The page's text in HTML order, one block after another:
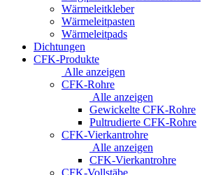
Wärmeleitkleber
Wärmeleitpasten
Wärmeleitpads
Dichtungen
CFK-Produkte
Alle anzeigen
CFK-Rohre
Alle anzeigen
Gewickelte CFK-Rohre
Pultrudierte CFK-Rohre
CFK-Vierkantrohre
Alle anzeigen
CFK-Vierkantrohre
CFK-Vollstäbe